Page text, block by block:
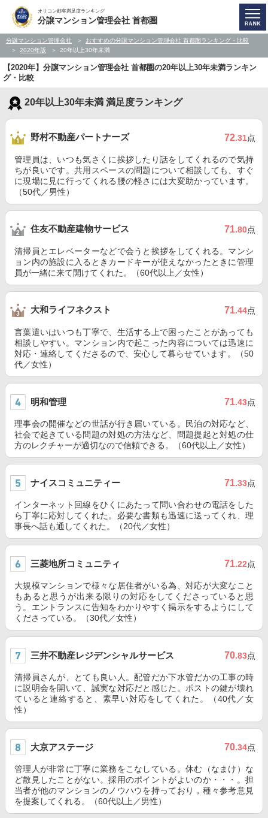
オリコン顧客満足度ランキング
分譲マンション管理会社 首都圏
分譲マンション管理会社
おすすめの分譲マンション管理会社 首都圏ランキング・比較
2020年版
20年以上30年未満
【2020年】分譲マンション管理会社 首都圏の20年以上30年未満ランキン
グ・比較
20年以上30年未満 満足度ランキング
野村不動産パートナーズ 72.31点
管理員は、いつも気さくに挨拶したり話をしてくれるので気持
ちが良いです。共用スペースの問題について相談しても、すぐ
に現場に見に行ってくれる腰の軽さには大変助かっています。
（50代／男性）
住友不動産建物サービス 71.80点
清掃員とエレベーターなどで会うと挨拶をしてくれる。マンシ
ョン内の施設に入るときカードキーが使えなかったときに管理
員が一緒に来て開けてくれた。（60代以上／女性）
大和ライフネクスト 71.44点
言葉遣いはいつも丁寧で、生活する上で困ったことがあっても
相談しやすい。マンション内で起こった内容については迅速に
対応・連絡してくださるので、安心して暮らせています。（50
代／女性）
明和管理 71.43点
理事会の開催などの世話が行き届いている。民泊の対応など、
社会で起きている問題の対処の方法など、問題提起と対処の仕
方のレクチャーが適切なので信頼できる。（60代以上／女性）
ナイスコミュニティー 71.33点
インターネット回線をひくにあたって問い合わせの電話をした
ら丁寧に応対してくれた。必要な書類も迅速に送ってくれ、理
事長へ話も通してくれた。（20代／女性）
三菱地所コミュニティ 71.22点
大規模マンションで様々な居住者がいる為、対応が大変なこと
もあると思うが出来る限りの対応をしてくださっていると思
う。エントランスに告知をわかりやすく掲示をするようにして
くださっている。（30代／女性）
三井不動産レジデンシャルサービス 70.83点
清掃員さんが、とても良い人。配管だか下水管だかの工事の時
に説明会を開いて、誠実な対応だと感じた。ポストの鍵が壊れ
ていると連絡すると、素早い対応をしてくれた。（40代／女
性）
大京アステージ 70.34点
管理人が非常に丁寧に業務をこなしている。休む（なまけ）な
ど散見したことがない。採用のポイントがよいのか・・・。担
当者が他のマンションのノウハウを持っており，種々参考意見
を提案してくれる。（60代以上／男性）